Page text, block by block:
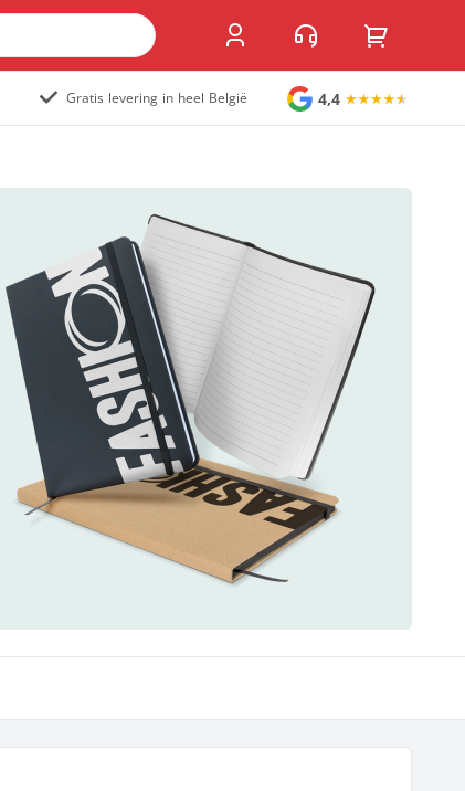
Vloerstickers
Vlaggen en accessoires
Accessoires
Vlaggen
Populair
Overig
Kofferlabel
Sandwichborden
Tuincirkel
Welkomstbord
Gratis levering in heel België 4,4